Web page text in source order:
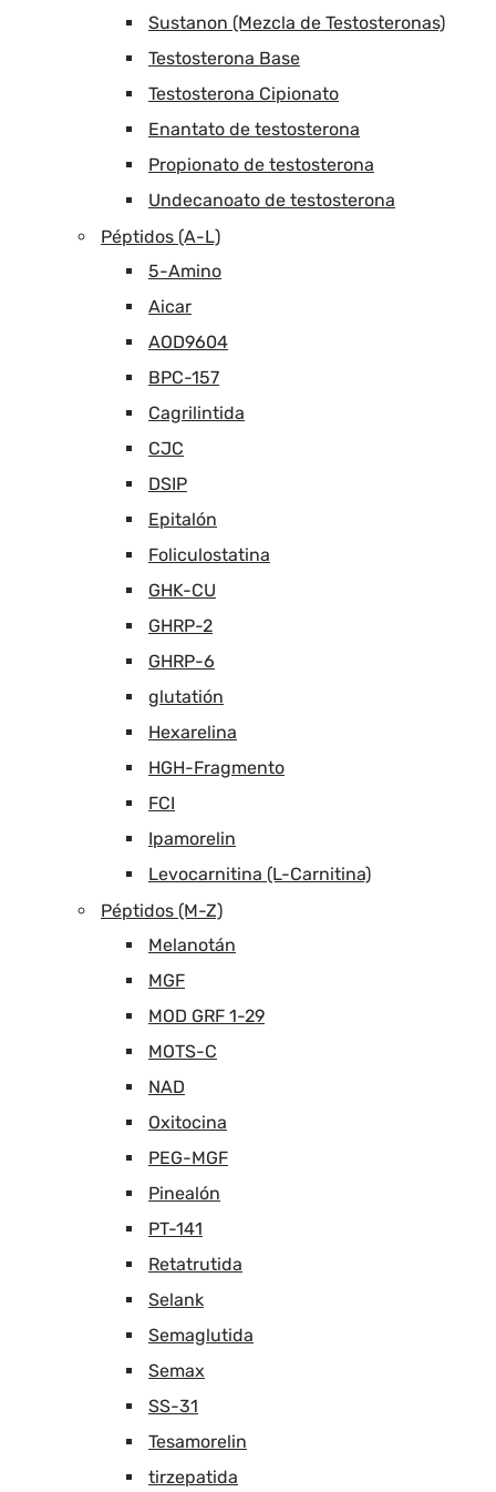
Sustanon (Mezcla de Testosteronas)
Testosterona Base
Testosterona Cipionato
Enantato de testosterona
Propionato de testosterona
Undecanoato de testosterona
Péptidos (A-L)
5-Amino
Aicar
AOD9604
BPC-157
Cagrilintida
CJC
DSIP
Epitalón
Foliculostatina
GHK-CU
GHRP-2
GHRP-6
glutatión
Hexarelina
HGH-Fragmento
FCI
Ipamorelin
Levocarnitina (L-Carnitina)
Péptidos (M-Z)
Melanotán
MGF
MOD GRF 1-29
MOTS-C
NAD
Oxitocina
PEG-MGF
Pinealón
PT-141
Retatrutida
Selank
Semaglutida
Semax
SS-31
Tesamorelin
tirzepatida